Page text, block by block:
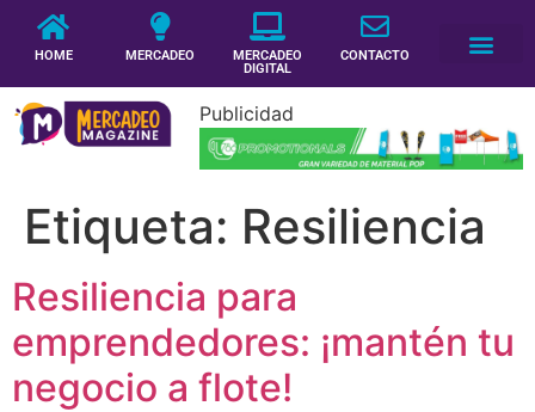
HOME MERCADEO
MERCADEO
DIGITAL
CONTACTO
Publicidad
Etiqueta: Resiliencia
Resiliencia para
emprendedores: ¡mantén tu
negocio a flote!